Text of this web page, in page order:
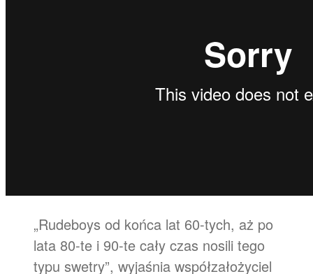
„Rudeboys od końca lat 60-tych, aż po
lata 80-te i 90-te cały czas nosili tego
typu swetry”, wyjaśnia współzałożyciel